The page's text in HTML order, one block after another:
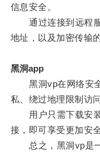
信息安全。
通过连接到远程服
地址，以及加密传输
黑洞app
黑洞vp在网络安全
私、绕过地理限制访
用户只需下载安装
接，即可享受更加安
总之，黑洞vp是一